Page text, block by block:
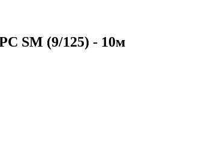
SM (9/125) - 10м